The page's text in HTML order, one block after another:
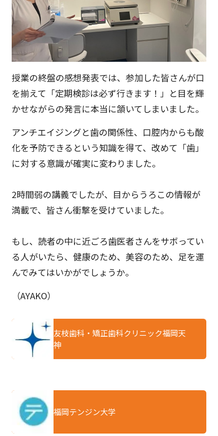
授業の終盤の感想発表では、参加した皆さんが口
を揃えて「定期検診は必ず行きます！」と目を輝
かせながらの発言に本当に頷いてしまいました。
アンチエイジングと歯の関係性、口腔内からも酸
化を予防できるという知識を得て、改めて「歯」
に対する意識が確実に変わりました。
2時間弱の講義でしたが、目からうろこの情報が
満載で、皆さん衝撃を受けていました。
もし、読者の中に近ごろ歯医者さんをサボってい
る人がいたら、健康のため、美容のため、足を運
んでみてはいかがでしょうか。
（AYAKO）
友枝歯科・矯正歯科クリニック福岡天
神
福岡テンジン大学